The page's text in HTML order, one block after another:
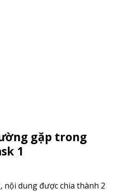
gặp trong
1
nội dung được chia thành 2